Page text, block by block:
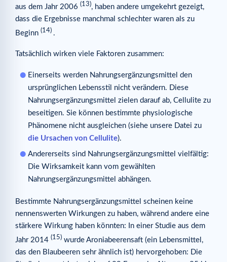
aus dem Jahr 2006 (13), haben andere umgekehrt gezeigt,
dass die Ergebnisse manchmal schlechter waren als zu
Beginn (14) .
Tatsächlich wirken viele Faktoren zusammen:
Einerseits werden Nahrungsergänzungsmittel den
ursprünglichen Lebensstil nicht verändern. Diese
Nahrungsergänzungsmittel zielen darauf ab, Cellulite zu
beseitigen. Sie können bestimmte physiologische
Phänomene nicht ausgleichen (siehe unsere Datei zu
die Ursachen von Cellulite).
Andererseits sind Nahrungsergänzungsmittel vielfältig:
Die Wirksamkeit kann vom gewählten
Nahrungsergänzungsmittel abhängen.
Bestimmte Nahrungsergänzungsmittel scheinen keine
nennenswerten Wirkungen zu haben, während andere eine
stärkere Wirkung haben könnten: In einer Studie aus dem
Jahr 2014 (15) wurde Aroniabeerensaft (ein Lebensmittel,
das den Blaubeeren sehr ähnlich ist) hervorgehoben: Die